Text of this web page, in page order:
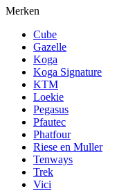
Merken
Cube
Gazelle
Koga
Koga Signature
KTM
Loekie
Pegasus
Pfautec
Phatfour
Riese en Muller
Tenways
Trek
Vici